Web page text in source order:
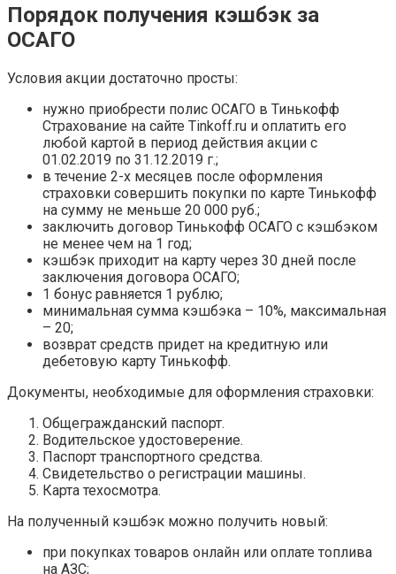
Порядок получения кэшбэк за
ОСАГО
Условия акции достаточно просты:
нужно приобрести полис ОСАГО в Тинькофф
Страхование на сайте Tinkoff.ru и оплатить его
любой картой в период действия акции с
01.02.2019 по 31.12.2019 г.;
в течение 2-х месяцев после оформления
страховки совершить покупки по карте Тинькофф
на сумму не меньше 20 000 руб.;
заключить договор Тинькофф ОСАГО с кэшбэком
не менее чем на 1 год;
кэшбэк приходит на карту через 30 дней после
заключения договора ОСАГО;
1 бонус равняется 1 рублю;
минимальная сумма кэшбэка – 10%, максимальная
– 20;
возврат средств придет на кредитную или
дебетовую карту Тинькофф.
Документы, необходимые для оформления страховки:
Общегражданский паспорт.
Водительское удостоверение.
Паспорт транспортного средства.
Свидетельство о регистрации машины.
Карта техосмотра.
На полученный кэшбэк можно получить новый:
при покупках товаров онлайн или оплате топлива
на АЗС;